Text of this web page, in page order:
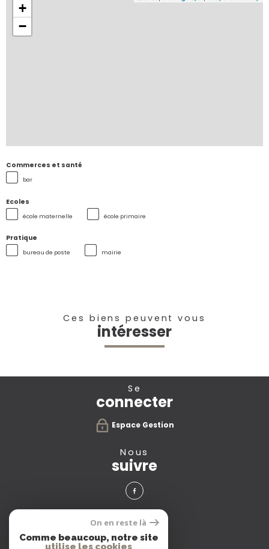
+
−
Commerces et santé
bar
Ecoles
école maternelle école primaire
Pratique
bureau de poste mairie
Ces biens peuvent vous
intéresser
se
connecter
Espace Gestion
nous
suivre
avis
clients
On en reste là
Comme beaucoup, notre site
utilise les cookies